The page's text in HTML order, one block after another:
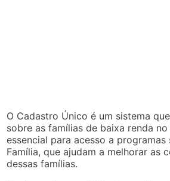
O Cadastro Único é um sistema
sobre as famílias de baixa renda no
essencial para acesso a programas
Família, que ajudam a melhorar as
dessas famílias.